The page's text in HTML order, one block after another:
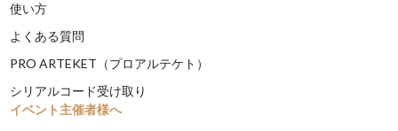
使い方
よくある質問
PRO ARTEKET（プロアルテケト）
シリアルコード受け取り
イベント主催者様へ